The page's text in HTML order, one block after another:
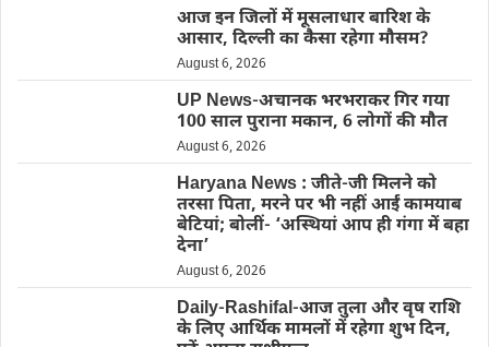
आज इन जिलों में मूसलाधार बारिश के
आसार, दिल्ली का कैसा रहेगा मौसम?
August 6, 2026
UP News-अचानक भरभराकर गिर गया
100 साल पुराना मकान, 6 लोगों की मौत
August 6, 2026
Haryana News : जीते-जी मिलने को
तरसा पिता, मरने पर भी नहीं आईं कामयाब
बेटियां; बोलीं- ‘अस्थियां आप ही गंगा में बहा
देना’
August 6, 2026
Daily-Rashifal-आज तुला और वृष राशि
के लिए आर्थिक मामलों में रहेगा शुभ दिन,